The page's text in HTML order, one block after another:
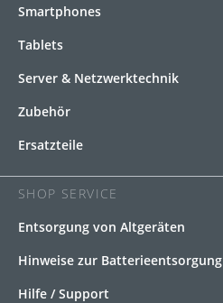
Smartphones
Tablets
Server & Netzwerktechnik
Zubehör
Ersatzteile
SHOP SERVICE
Entsorgung von Altgeräten
Hinweise zur Batterieentsorgung
Hilfe / Support